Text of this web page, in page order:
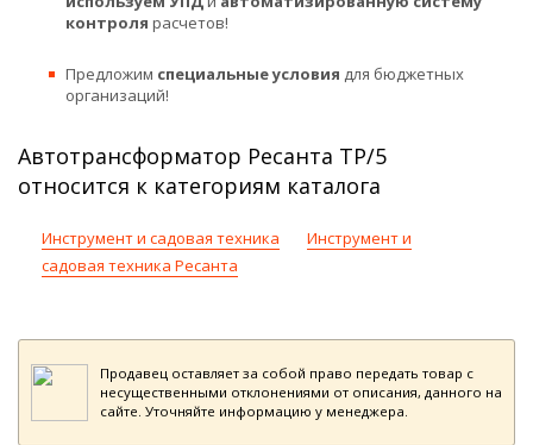
контроля расчетов!
Предложим специальные условия для бюджетных
организаций!
Автотрансформатор Ресанта ТР/5
относится к категориям каталога
Инструмент и садовая техника
Инструмент и
садовая техника Ресанта
Продавец оставляет за собой право передать товар с
несущественными отклонениями от описания, данного на
сайте. Уточняйте информацию у менеджера.